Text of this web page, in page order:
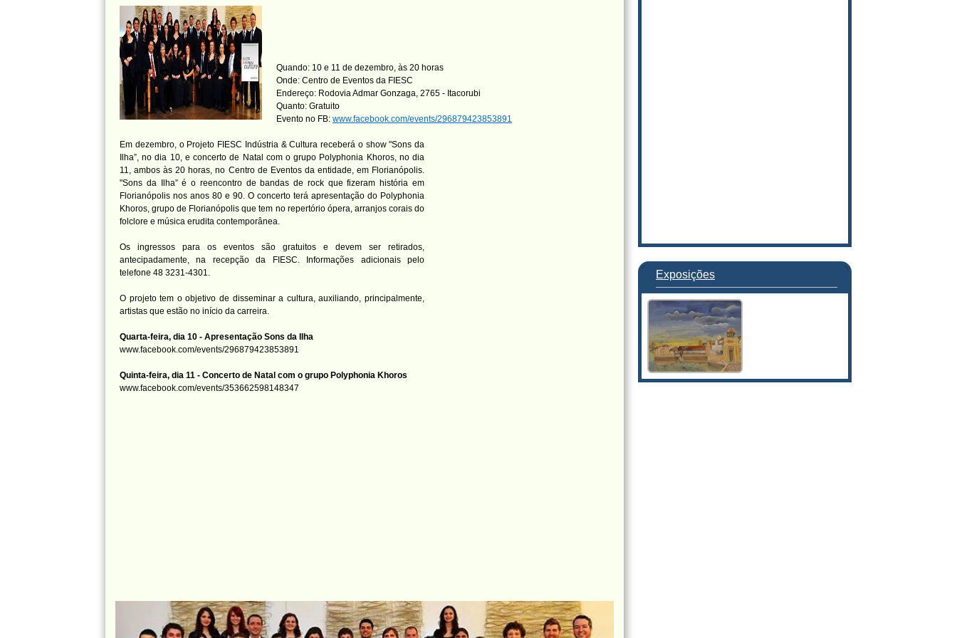
Quando: 10 e 11 de dezembro, às 20 horas
Onde: Centro de Eventos da FIESC
Endereço: Rodovia Admar Gonzaga, 2765 - Itacorubi
Quanto: Gratuito
Evento no FB: www.facebook.com/events/296879423853891
Em dezembro, o Projeto FIESC Indústria & Cultura receberá o show "Sons da
Ilha”, no dia 10, e concerto de Natal com o grupo Polyphonia Khoros, no dia
11, ambos às 20 horas, no Centro de Eventos da entidade, em Florianópolis.
"Sons da Ilha” é o reencontro de bandas de rock que fizeram história em
Florianópolis nos anos 80 e 90. O concerto terá apresentação do Polyphonia
Khoros, grupo de Florianópolis que tem no repertório ópera, arranjos corais do
folclore e música erudita contemporânea.
Os ingressos para os eventos são gratuitos e devem ser retirados,
antecipadamente, na recepção da FIESC. Informações adicionais pelo
telefone 48 3231-4301.
O projeto tem o objetivo de disseminar a cultura, auxiliando, principalmente,
artistas que estão no início da carreira.
Quarta-feira, dia 10 - Apresentação Sons da Ilha
www.facebook.com/events/296879423853891
Quinta-feira, dia 11 - Concerto de Natal com o grupo Polyphonia Khoros
www.facebook.com/events/353662598148347
Exposições